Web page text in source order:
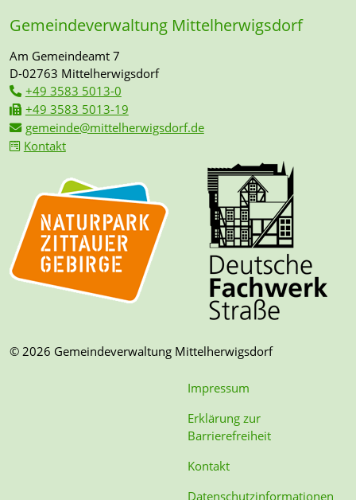
Gemeindeverwaltung Mittelherwigsdorf
Am Gemeindeamt 7
D-02763 Mittelherwigsdorf
+49 3583 5013-0
+49 3583 5013-19
gemeinde@mittelherwigsdorf.de
Kontakt
© 2026 Gemeindeverwaltung Mittelherwigsdorf
Impressum
Erklärung zur
Barrierefreiheit
Kontakt
Datenschutzinformationen